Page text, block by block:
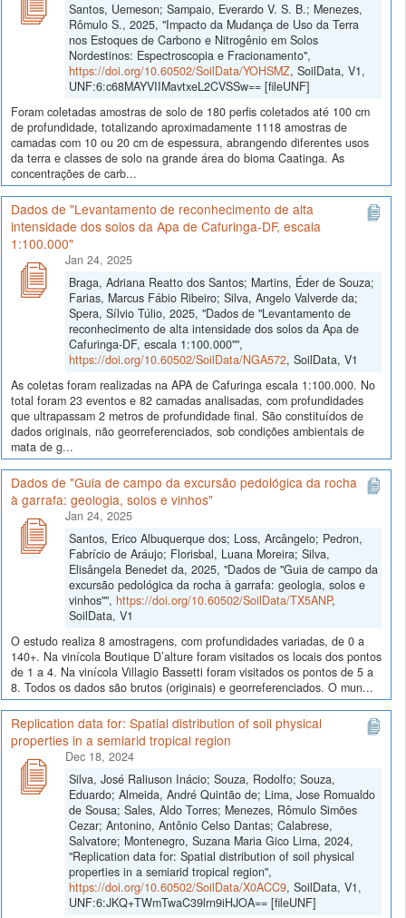
Santos, Uemeson; Sampaio, Everardo V. S. B.; Menezes,
Rômulo S., 2025, "Impacto da Mudança de Uso da Terra
nos Estoques de Carbono e Nitrogênio em Solos
Nordestinos: Espectroscopia e Fracionamento",
https://doi.org/10.60502/SoilData/YOHSMZ, SoilData, V1,
UNF:6:c68MAYVIIMavtxeL2CVSSw== [fileUNF]
Foram coletadas amostras de solo de 180 perfis coletados até 100 cm
de profundidade, totalizando aproximadamente 1118 amostras de
camadas com 10 ou 20 cm de espessura, abrangendo diferentes usos
da terra e classes de solo na grande área do bioma Caatinga. As
concentrações de carb...
Dados de "Levantamento de reconhecimento de alta
intensidade dos solos da Apa de Cafuringa-DF, escala
1:100.000"
Jan 24, 2025
Braga, Adriana Reatto dos Santos; Martins, Éder de Souza;
Farias, Marcus Fábio Ribeiro; Silva, Angelo Valverde da;
Spera, Sílvio Túlio, 2025, "Dados de "Levantamento de
reconhecimento de alta intensidade dos solos da Apa de
Cafuringa-DF, escala 1:100.000"",
https://doi.org/10.60502/SoilData/NGA572, SoilData, V1
As coletas foram realizadas na APA de Cafuringa escala 1:100.000. No
total foram 23 eventos e 82 camadas analisadas, com profundidades
que ultrapassam 2 metros de profundidade final. São constituídos de
dados originais, não georreferenciados, sob condições ambientais de
mata de g...
Dados de "Guia de campo da excursão pedológica da rocha
à garrafa: geologia, solos e vinhos"
Jan 24, 2025
Santos, Erico Albuquerque dos; Loss, Arcângelo; Pedron,
Fabrício de Aráujo; Florisbal, Luana Moreira; Silva,
Elisângela Benedet da, 2025, "Dados de "Guia de campo da
excursão pedológica da rocha à garrafa: geologia, solos e
vinhos"", https://doi.org/10.60502/SoilData/TX5ANP,
SoilData, V1
O estudo realiza 8 amostragens, com profundidades variadas, de 0 a
140+. Na vinícola Boutique D’alture foram visitados os locais dos pontos
de 1 a 4. Na vinícola Villagio Bassetti foram visitados os pontos de 5 a
8. Todos os dados são brutos (originais) e georreferenciados. O mun...
Replication data for: Spatial distribution of soil physical
properties in a semiarid tropical region
Dec 18, 2024
Silva, José Raliuson Inácio; Souza, Rodolfo; Souza,
Eduardo; Almeida, André Quintão de; Lima, Jose Romualdo
de Sousa; Sales, Aldo Torres; Menezes, Rômulo Simões
Cezar; Antonino, Antônio Celso Dantas; Calabrese,
Salvatore; Montenegro, Suzana Maria Gico Lima, 2024,
"Replication data for: Spatial distribution of soil physical
properties in a semiarid tropical region",
https://doi.org/10.60502/SoilData/X0ACC9, SoilData, V1,
UNF:6:JKQ+TWmTwaC39lrn9iHJOA== [fileUNF]